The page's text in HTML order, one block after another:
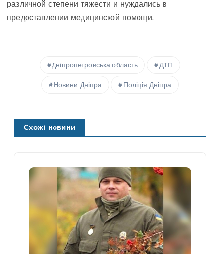
различной степени тяжести и нуждались в
предоставлении медицинской помощи.
Дніпропетровська область ДТП
Новини Дніпра Поліція Дніпра
Схожі новини